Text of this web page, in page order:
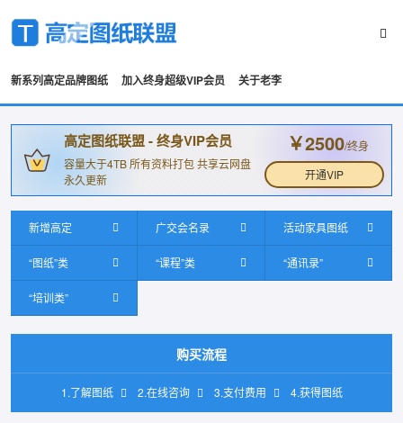
新系列高定品牌图纸 加入终身超级VIP会员 关于老李
高定图纸联盟 - 终身VIP会员
容量大于4TB 所有资料打包 共享云网盘
永久更新
￥2500/终身
开通VIP
新增高定 广交会名录 活动家具图纸
“图纸”类 “课程”类 “通讯录”
“培训类”
购买流程
1.了解图纸 2.在线咨询 3.支付费用 4.获得图纸